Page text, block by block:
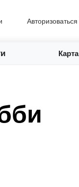
Авторизоваться
Карта